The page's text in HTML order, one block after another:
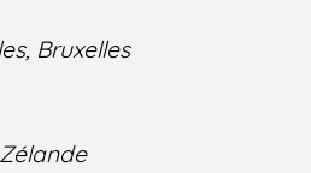
Bruxelles